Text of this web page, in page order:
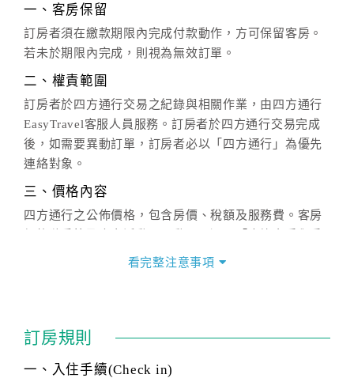
一、客房保留
訂房者須在繳款期限內完成付款動作，方可保留客房。
若未於期限內完成，則視為無效訂單。
二、權責範圍
訂房者於四方通行交易之紀錄與相關作業，由四方通行
EasyTravel客服人員服務。訂房者於四方通行交易完成
後，如需要異動訂單，訂房者必以「四方通行」為優先
連絡對象。
三、價格內容
四方通行之公佈價格，包含房價、稅額及服務費。客房
價」之當日價格為標準。
話方式異動訂單。
※非客服時間之申辦異動，皆為次日計算及辦理。
看完整注意事項
訂房規則
一、入住手續(Check in)